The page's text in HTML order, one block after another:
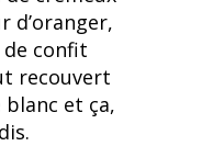
d’oranger,
confit
recouvert
blanc et ça,